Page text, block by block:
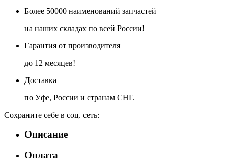
Более 50000 наименований запчастей
на наших складах по всей России!
Гарантия от производителя
до 12 месяцев!
Доставка
по Уфе, России и странам СНГ.
Сохраните себе в соц. сеть:
Описание
Оплата